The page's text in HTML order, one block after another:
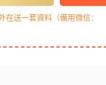
送一套資料（備用微信：